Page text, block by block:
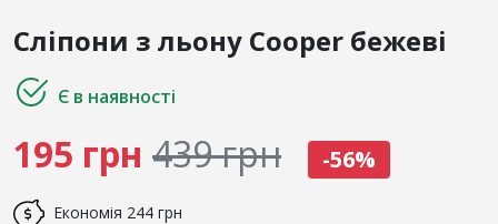
Сліпони з льону Cooper бежеві
Є в наявності
195 грн 439 грн -56%
Економія 244 грн